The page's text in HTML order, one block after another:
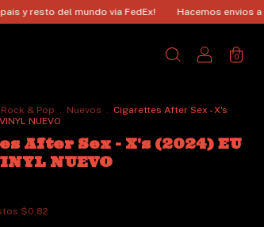
mundo via FedEx! Hacemos envios a todo el pais
0
Rock & Pop . Nuevos . Cigarettes After Sex - X's
NUEVO
After Sex - X's (2024) EU
NUEVO
$0,82